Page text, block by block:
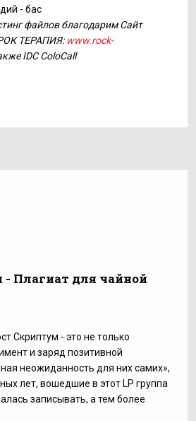
- бас
файлов благодарим Сайт
ТЕРАПИЯ: www.rock-
IDC ColoCall
Плагиат для чайной
- это не только
и заряд позитивной
неожиданность для них самих»,
лет, вошедшие в этот LP группа
записывать, а тем более